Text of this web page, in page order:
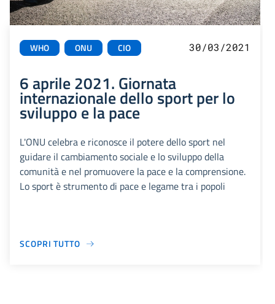
WHO ONU CIO 30/03/2021
6 aprile 2021. Giornata
internazionale dello sport per lo
sviluppo e la pace
L'ONU celebra e riconosce il potere dello sport nel
guidare il cambiamento sociale e lo sviluppo della
comunità e nel promuovere la pace e la comprensione.
Lo sport è strumento di pace e legame tra i popoli
SCOPRI TUTTO